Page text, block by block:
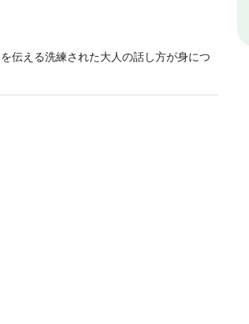
伝える洗練された大人の話し方が身につ